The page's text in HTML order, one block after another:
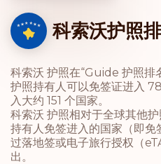
科索沃护照
科索沃 护照在“Guide 护照排
护照持有人可以免签证进入
入大约 151 个国家。
科索沃 护照相对于全球其他
持有人免签进入的国家（即免
过落地签或电子旅行授权（
出。